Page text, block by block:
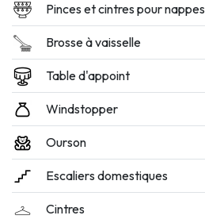
Pinces et cintres pour nappes
Brosse à vaisselle
Table d'appoint
Windstopper
Ourson
Escaliers domestiques
Cintres